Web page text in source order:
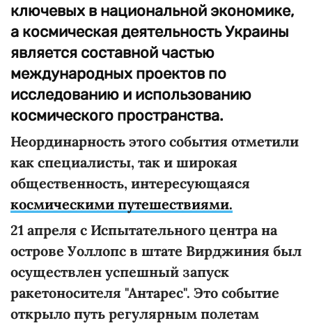
ключевых в национальной экономике,
а космическая деятельность Украины
является составной частью
международных проектов по
исследованию и использованию
космического пространства.
Неординарность этого события отметили
как специалисты, так и широкая
общественность, интересующаяся
космическими путешествиями.
21 апреля с Испытательного центра на
острове Уоллопс в штате Вирджиния был
осуществлен успешный запуск
ракетоносителя "Антарес". Это событие
открыло путь регулярным полетам